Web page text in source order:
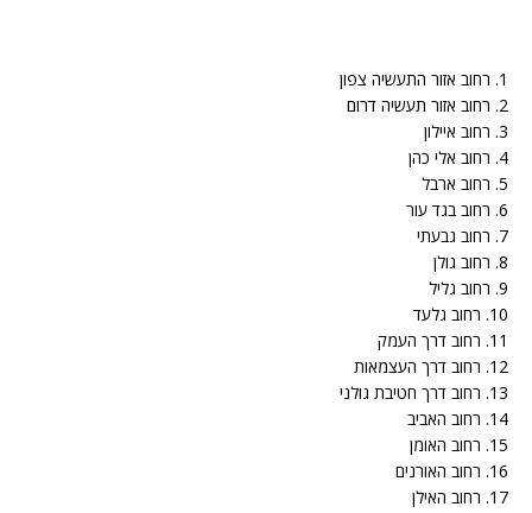
1. רחוב אזור התעשיה צפון
2. רחוב אזור תעשיה דרום
3. רחוב איילון
4. רחוב אלי כהן
5. רחוב ארבל
6. רחוב בגד עור
7. רחוב גבעתי
8. רחוב גולן
9. רחוב גליל
10. רחוב גלעד
11. רחוב דרך העמק
12. רחוב דרך העצמאות
13. רחוב דרך חטיבת גולני
14. רחוב האביב
15. רחוב האומן
16. רחוב האורנים
17. רחוב האילן